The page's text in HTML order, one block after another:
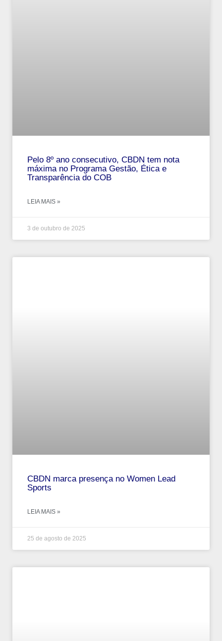
Pelo 8º ano consecutivo, CBDN tem nota
máxima no Programa Gestão, Ética e
Transparência do COB
LEIA MAIS »
3 de outubro de 2025
CBDN marca presença no Women Lead
Sports
LEIA MAIS »
25 de agosto de 2025